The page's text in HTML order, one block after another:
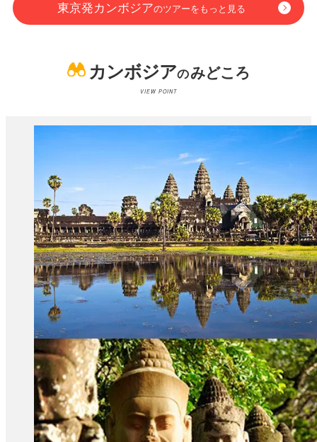
東京発カンボジアのツアーをもっと見る
カンボジアの みどころ
VIEW POINT